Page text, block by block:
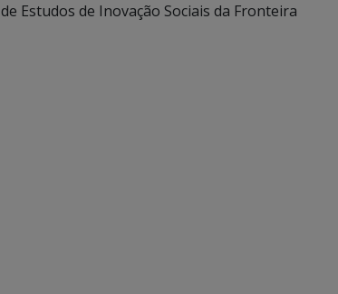
Estudos de Inovação Sociais da Fronteira